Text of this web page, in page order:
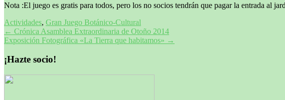
Nota :El juego es gratis para todos, pero los no socios tendrán que pagar la entrada al
Actividades, Gran Juego Botánico-Cultural
Navegación
de
entradas
← Crónica Asamblea Extraordinaria de Otoño 2014
Exposición Fotográfica «La Tierra que habitamos» →
¡Hazte socio!